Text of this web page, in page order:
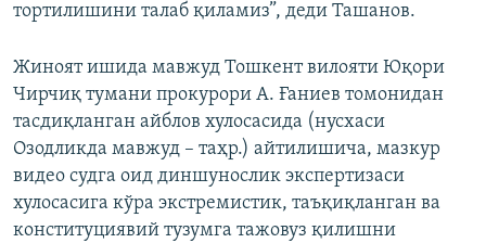
тортилишини талаб қиламиз”, деди Ташанов.
Жиноят ишида мавжуд Тошкент вилояти Юқори
Чирчиқ тумани прокурори А. Ғаниев томонидан
тасдиқланган айблов хулосасида (нусхаси
Озодликда мавжуд – таҳр.) айтилишича, мазкур
видео судга оид диншунослик экспертизаси
хулосасига кўра экстремистик, таъқиқланган ва
конституциявий тузумга тажовуз қилишни